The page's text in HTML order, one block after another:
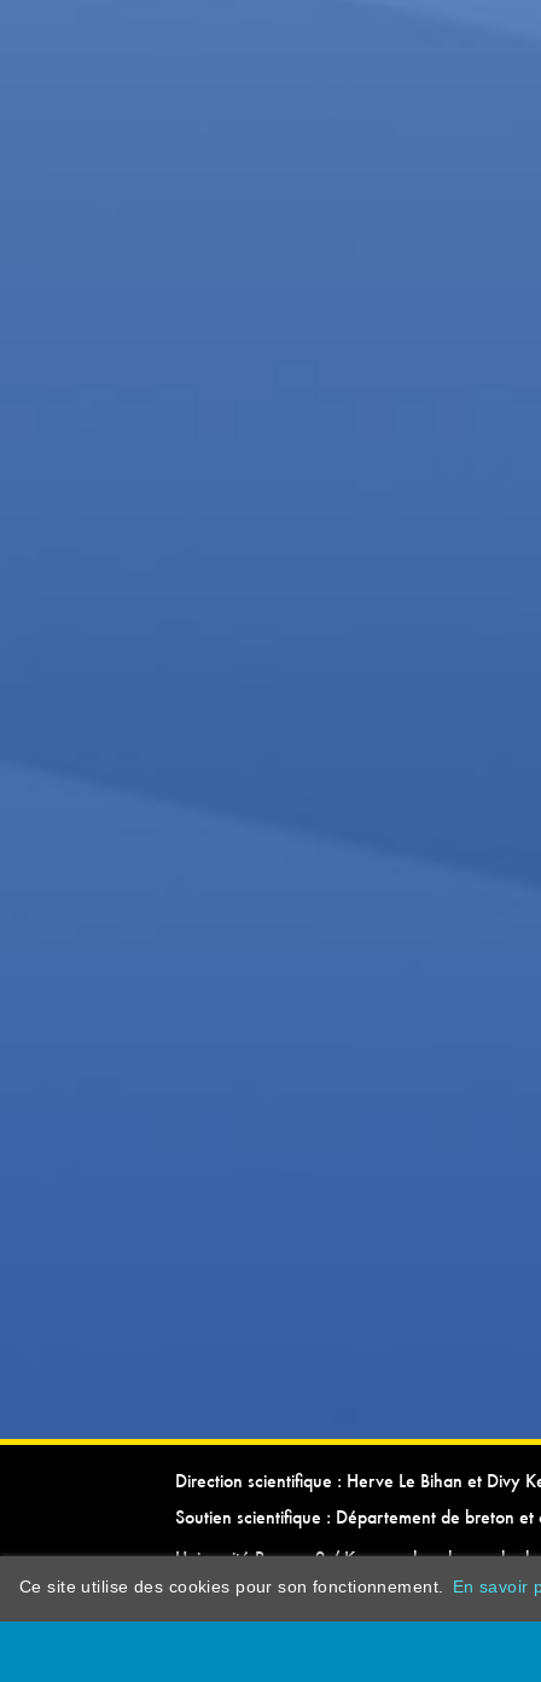
Direction scientifique : Herve Le Bihan et Divy
Soutien scientifique : Département de breton et
Université Rennes 2 / Kevrenn brezhoneg ha
Ce site utilise des cookies pour son fonctionnement. En savoir